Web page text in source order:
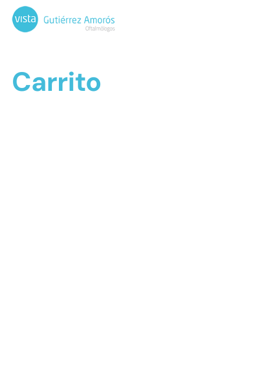
Carrito